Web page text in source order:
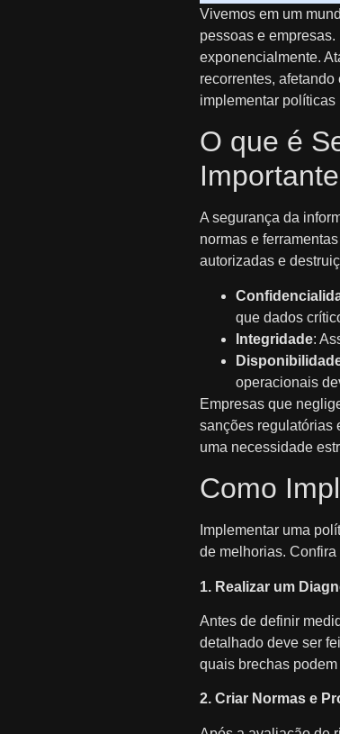
Vivemos em um
pessoas e
exponencialmente.
recorrentes,
implementar
O que é
A segurança da
normas e
autorizadas e
que dados
Integridade:
operacionais
Empresas que
sanções regulatórias
uma necessidade
Como
Implementar uma
de melhorias.
1. Realizar um
Antes de definir
detalhado deve ser
quais brechas
2. Criar Normas e